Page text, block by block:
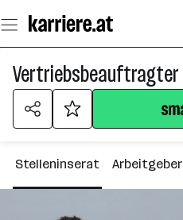
Seiteninhalt
springen
Stelleninserat Arbeitgeber